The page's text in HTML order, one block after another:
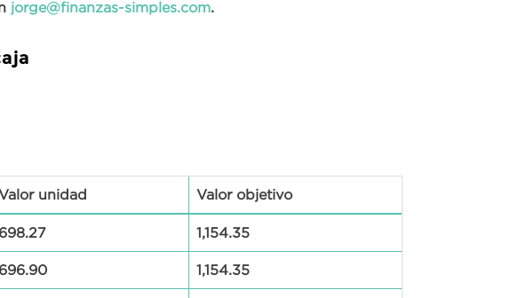
jorge@finanzas-simples.com.
unidad Valor objetivo
698.27 1,154.35
696.90 1,154.35